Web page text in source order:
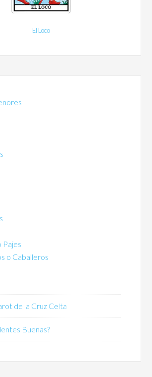
El Loco
Pajes
o Caballeros
de la Cruz Celta
Buenas?